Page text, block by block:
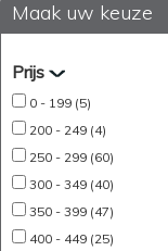
Maak uw keuze
Prijs
0 - 199 (5)
200 - 249 (4)
250 - 299 (60)
300 - 349 (40)
350 - 399 (47)
400 - 449 (25)